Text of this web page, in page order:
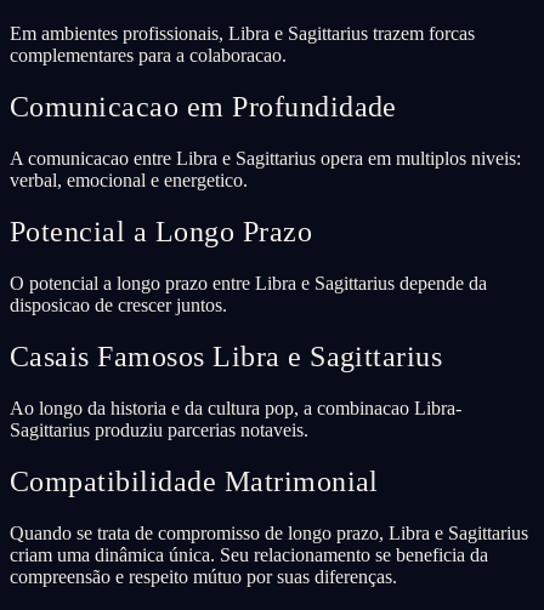
Em ambientes profissionais, Libra e Sagittarius trazem forcas
complementares para a colaboracao.
Comunicacao em Profundidade
A comunicacao entre Libra e Sagittarius opera em multiplos niveis:
verbal, emocional e energetico.
Potencial a Longo Prazo
O potencial a longo prazo entre Libra e Sagittarius depende da
disposicao de crescer juntos.
Casais Famosos Libra e Sagittarius
Ao longo da historia e da cultura pop, a combinacao Libra-
Sagittarius produziu parcerias notaveis.
Compatibilidade Matrimonial
Quando se trata de compromisso de longo prazo, Libra e Sagittarius
criam uma dinâmica única. Seu relacionamento se beneficia da
compreensão e respeito mútuo por suas diferenças.